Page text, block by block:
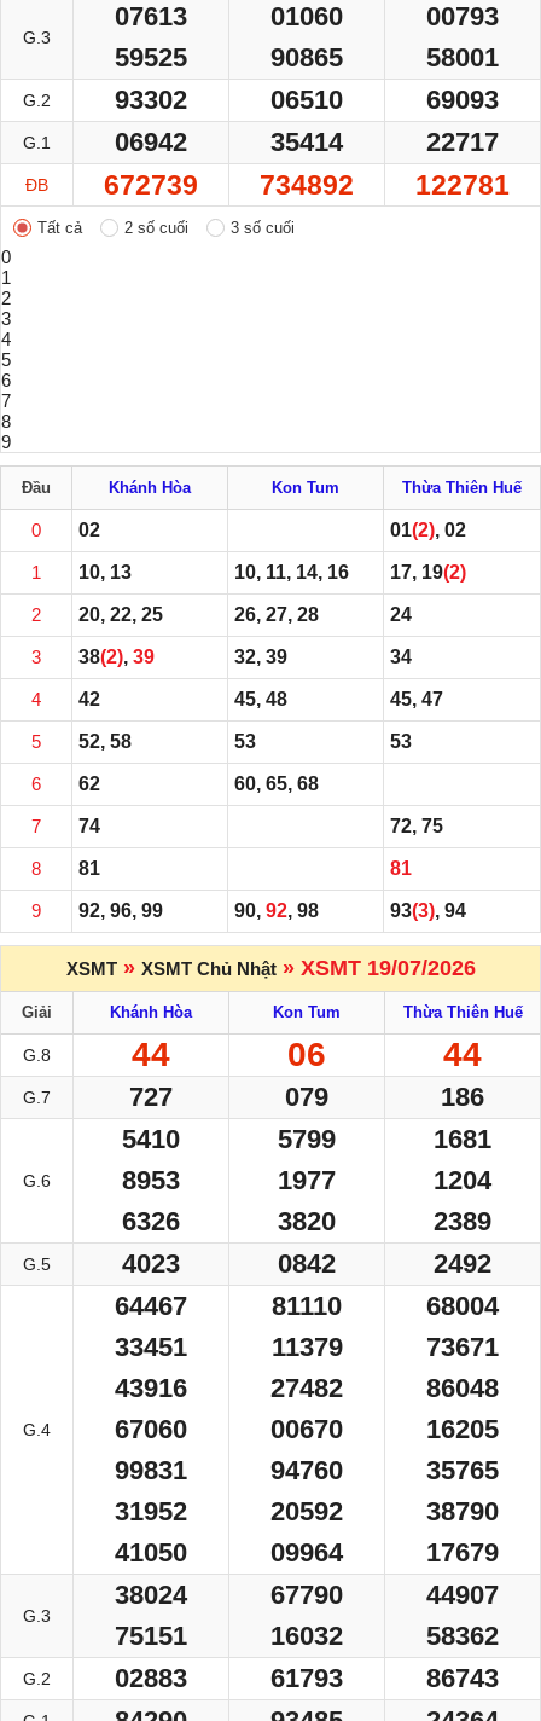
G.3
07613
59525
01060
90865
00793
58001
G.2 93302 06510 69093
G.1 06942 35414 22717
ĐB 672739 734892 122781
Tất cả 2 số cuối 3 số cuối
0
1
2
3
4
5
6
7
8
9
Đầu Khánh Hòa Kon Tum Thừa Thiên Huế
0 02 01(2), 02
1 10, 13 10, 11, 14, 16 17, 19(2)
2 20, 22, 25 26, 27, 28 24
3 38(2), 39 32, 39 34
4 42 45, 48 45, 47
5 52, 58 53 53
6 62 60, 65, 68
7 74 72, 75
8 81 81
9 92, 96, 99 90, 92, 98 93(3), 94
XSMT» XSMT Chủ Nhật» XSMT 19/07/2026
Giải Khánh Hòa Kon Tum Thừa Thiên Huế
G.8 44 06 44
G.7 727 079 186
G.6
5410
8953
6326
5799
1977
3820
1681
1204
2389
G.5 4023 0842 2492
G.4
64467
33451
43916
67060
99831
31952
41050
81110
11379
27482
00670
94760
20592
09964
68004
73671
86048
16205
35765
38790
17679
G.3
38024
75151
67790
16032
44907
58362
G.2 02883 61793 86743